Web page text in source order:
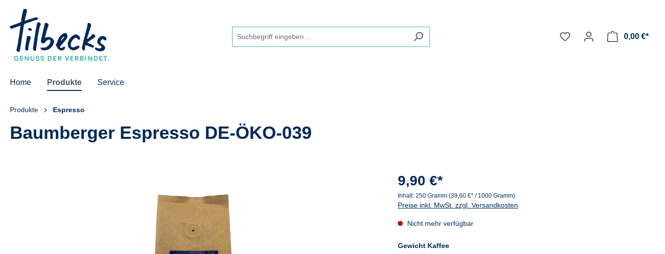
0,00 €*
Home Produkte Service
Produkte Espresso
Baumberger Espresso DE-ÖKO-039
9,90 €*
Inhalt: 250 Gramm (39,60 €* / 1000 Gramm)
Preise inkl. MwSt. zzgl. Versandkosten
Nicht mehr verfügbar
Gewicht Kaffeeauswählen